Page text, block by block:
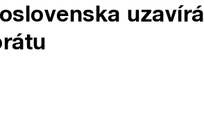
uzavírá